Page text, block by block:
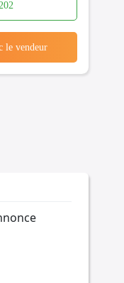
le vendeur